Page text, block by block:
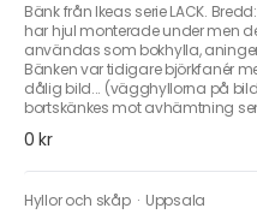
Bänk från Ikeas serie LACK.
har hjul monterade under men
användas som bokhylla,
Bänken var tidigare björkfanér
dålig bild... (vägghyllorna på
bortskänkes mot avhämtning
0 kr
Hyllor och skåp · Uppsala